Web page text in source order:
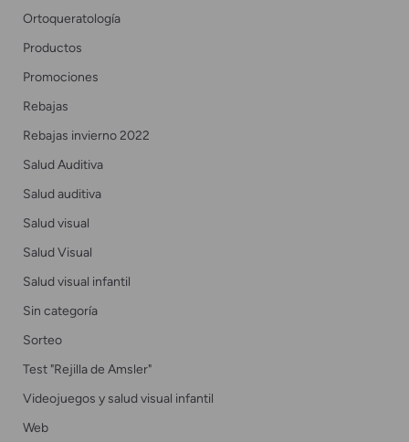
Ortoqueratología
Productos
Promociones
Rebajas
Rebajas invierno 2022
Salud Auditiva
Salud auditiva
Salud visual
Salud Visual
Salud visual infantil
Sin categoría
Sorteo
Test "Rejilla de Amsler"
Videojuegos y salud visual infantil
Web